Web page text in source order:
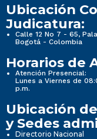
Ubicación
Judicatura:
Calle 12 No 7 - 65,
Bogotá - Colombia
Horarios de
Atención Presencial:
Lunes a Viernes de
p.m.
Ubicación
y Sedes
Directorio Nacional